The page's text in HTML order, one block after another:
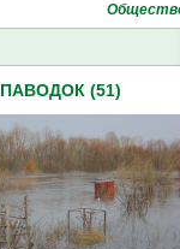
ПАВОДОК (51)